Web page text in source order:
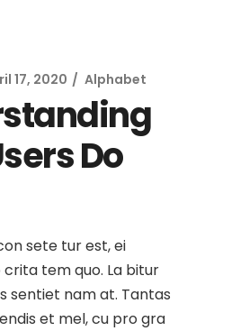
17, 2020 Alphabet
Do
sete tur est, ei
tem quo. La bitur
sentiet nam at. Tantas
et mel, cu pro gra